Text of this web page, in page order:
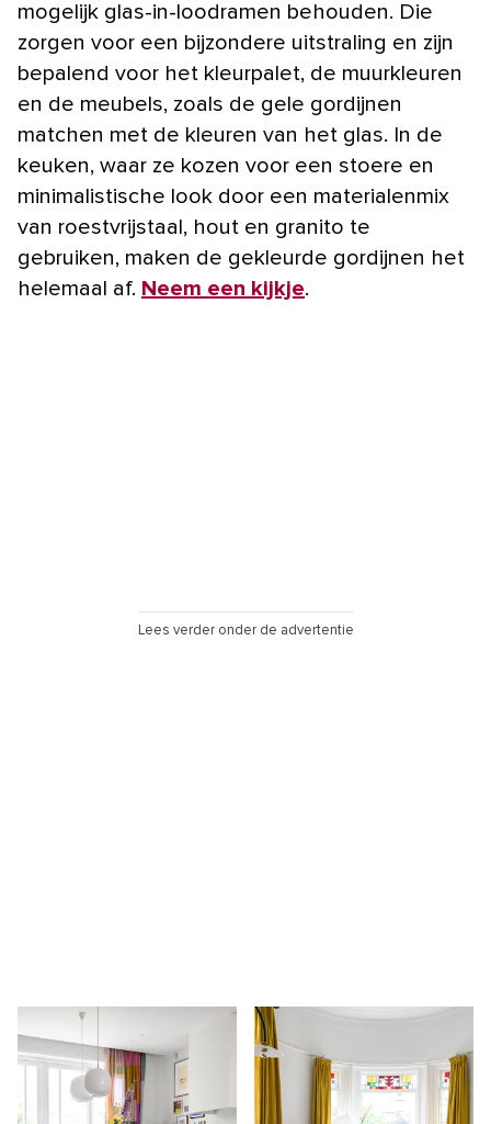
mogelijk glas-in-loodramen behouden. Die
zorgen voor een bijzondere uitstraling en zijn
bepalend voor het kleurpalet, de muurkleuren
en de meubels, zoals de gele gordijnen
matchen met de kleuren van het glas. In de
keuken, waar ze kozen voor een stoere en
minimalistische look door een materialenmix
van roestvrijstaal, hout en granito te
gebruiken, maken de gekleurde gordijnen het
helemaal af. Neem een kijkje.
Lees verder onder de advertentie